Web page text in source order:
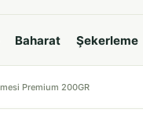
Baharat Şekerleme
Premium 200GR